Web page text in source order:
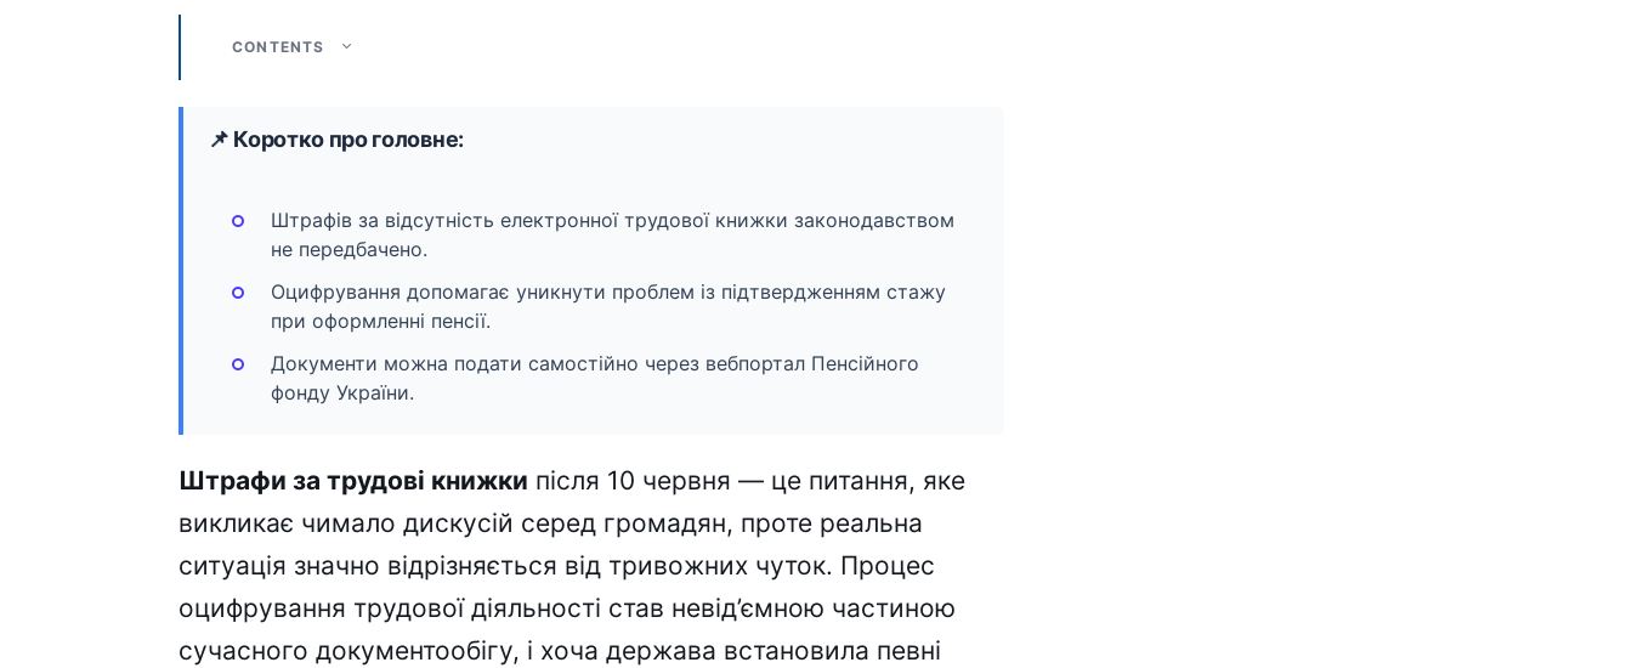
CONTENTS
📌 Коротко про головне:
Штрафів за відсутність електронної трудової книжки законодавством
не передбачено.
Оцифрування допомагає уникнути проблем із підтвердженням стажу
при оформленні пенсії.
Документи можна подати самостійно через вебпортал Пенсійного
фонду України.
Штрафи за трудові книжки після 10 червня — це питання, яке
викликає чимало дискусій серед громадян, проте реальна
ситуація значно відрізняється від тривожних чуток. Процес
оцифрування трудової діяльності став невід’ємною частиною
сучасного документообігу, і хоча держава встановила певні